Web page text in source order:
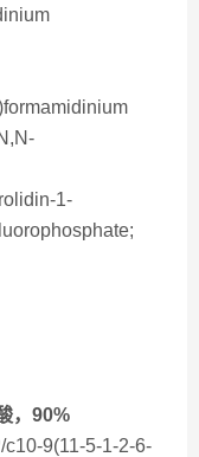
1-
，90%
9(11-5-1-2-6-